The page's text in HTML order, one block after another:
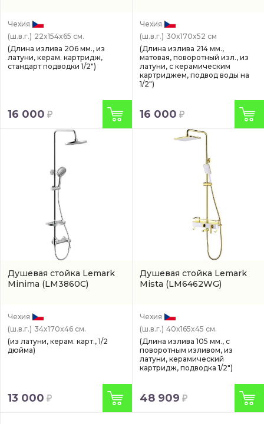
Чехия
(ш.в.г.) 22x154x65 см.
(Длина излива 206 мм., из
латуни, керам. картридж,
стандарт подводки 1/2")
16 000
Чехия
(ш.в.г.) 30x170x52 см
(Длина излива 214 мм.,
матовая, поворотный изл., из
латуни, с керамическим
картриджем, подвод воды на
1/2")
16 000
Душевая стойка Lemark
Minima (LM3860C)
Чехия
(ш.в.г.) 34x170x46 см.
(из латуни, керам. карт., 1/2
дюйма)
13 000
Душевая стойка Lemark
Mista (LM6462WG)
Чехия
(ш.в.г.) 40x165x45 см.
(Длина излива 105 мм., с
поворотным изливом, из
латуни, керамический
картридж, подводка 1/2")
48 909